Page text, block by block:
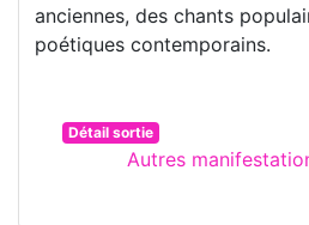
anciennes, des chants
poétiques contemporains.
Détail sortie
Autres